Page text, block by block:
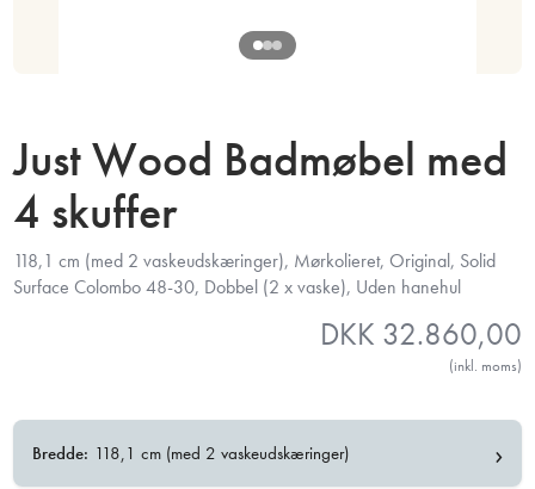
Just Wood Badmøbel med
4 skuffer
118,1 cm (med 2 vaskeudskæringer), Mørkolieret, Original, Solid
Surface Colombo 48-30, Dobbel (2 x vaske), Uden hanehul
DKK 32.860,00
(inkl. moms)
Bredde: 118,1 cm (med 2 vaskeudskæringer) ›